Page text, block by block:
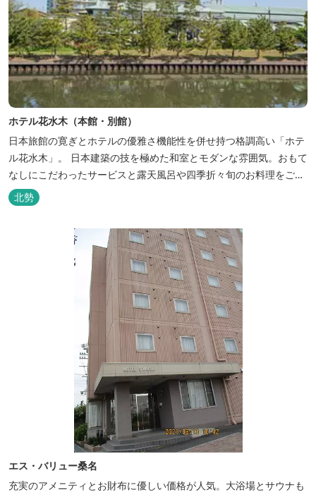
ホテル花水木（本館・別館）
日本旅館の寛ぎとホテルの優雅さ機能性を併せ持つ格調高い「ホテ
ル花水木」。 日本建築の技を極めた和室とモダンな雰囲気。おもて
なしにこだわったサービスと露天風呂や四季折々旬のお料理をご満
喫いただけます。
北勢
エス・バリュー桑名
充実のアメニティとお財布に優しい価格が人気。大浴場とサウナも